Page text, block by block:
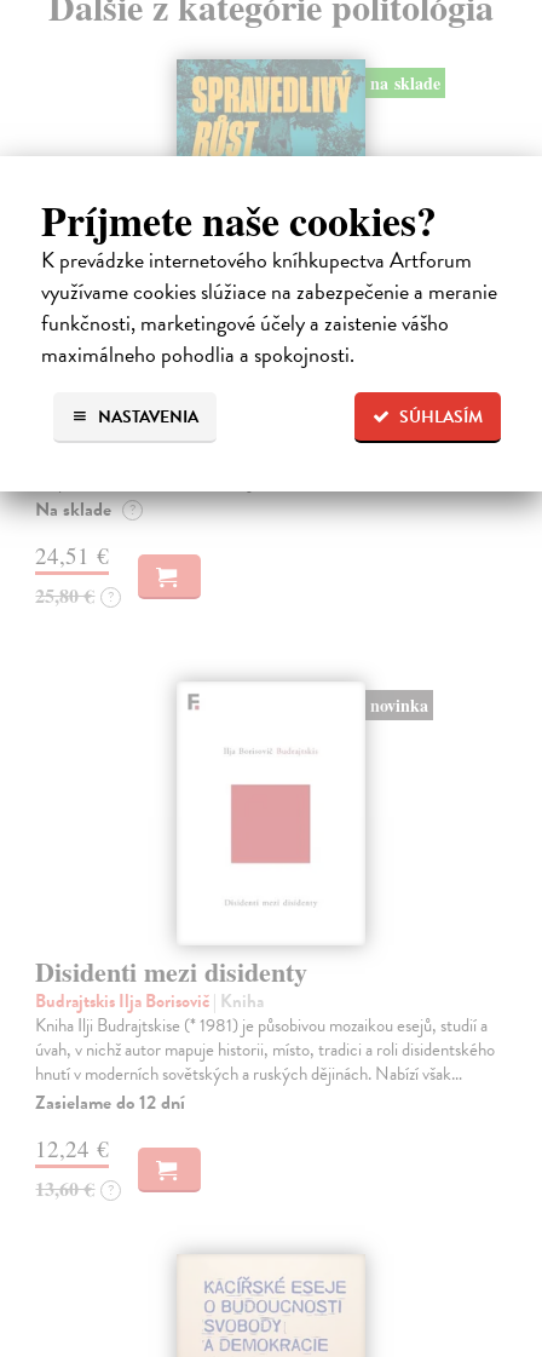
Príjmete naše cookies?
K prevádzke internetového kníhkupectva Artforum
využívame cookies slúžiace na zabezpečenie a meranie
funkčnosti, marketingové účely a zaistenie vášho
maximálneho pohodlia a spokojnosti.
SÚHLASÍM
NASTAVENIA
na sklade
Spravedlivý růst
Prokop Daniel| Kniha
Rovné šance, efektivní reformy a prosperita širší společnosti jako lék
Na sklade ?
24,51 €
25,80 € ?
novinka
Disidenti mezi disidenty
Budrajtskis Ilja Borisovič| Kniha
Kniha Ilji Budrajtskise (* 1981) je působivou mozaikou esejů, studií a
úvah, v nichž autor mapuje historii, místo, tradici a roli disidentského
hnutí v moderních sovětských a ruských dějinách. Nabízí však…
Zasielame do 12 dní
12,24 €
13,60 € ?